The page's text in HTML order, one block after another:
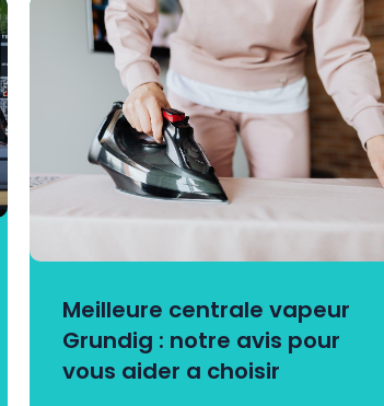
Meilleure centrale vapeur
Grundig : notre avis pour
vous aider a choisir